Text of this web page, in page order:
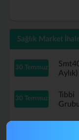
Sağlık Market
30 Temmuz
30 Temmuz